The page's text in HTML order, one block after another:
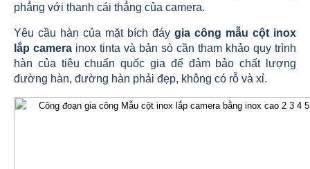
phẳng với thanh cái thẳng của camera.
Yêu cầu hàn của mặt bích đáy gia công mẫu cột inox
lắp camera inox tinta và bản sò cần tham khảo quy trình
hàn của tiêu chuẩn quốc gia để đảm bảo chất lượng
đường hàn, đường hàn phải đẹp, không có rỗ và xỉ.